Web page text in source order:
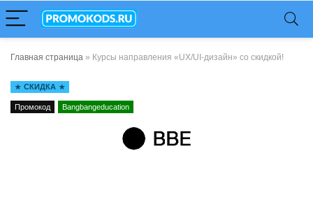
Главная страница » Курсы направления «UX/UI-дизайн» со скидкой!
СКИДКА
Промокод Bangbangeducation